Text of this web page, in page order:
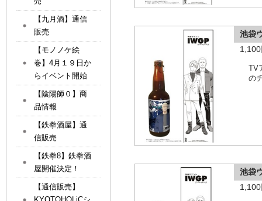
池袋
の
池袋
【九月酒】通信
販売
【モノノケ絵
巻】4月１９日か
らイベント開始
【陰陽師０】商
品情報
【鉄拳酒屋】通
信販売
【鉄拳8】鉄拳酒
屋開催決定！
【通信販売】